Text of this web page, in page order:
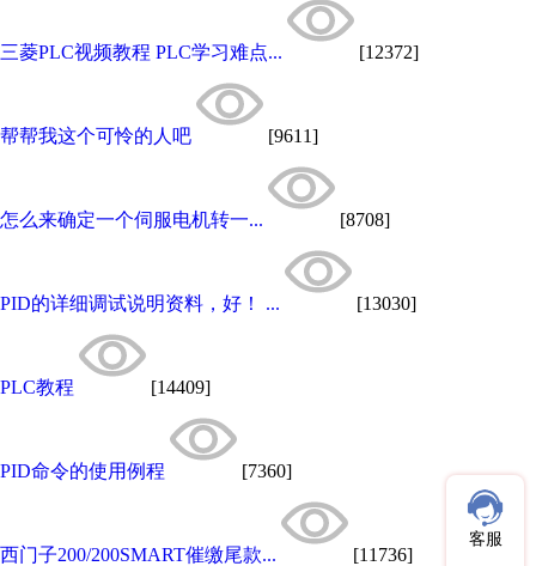
三菱PLC视频教程 PLC学习难点... [12372]
帮帮我这个可怜的人吧 [9611]
怎么来确定一个伺服电机转一... [8708]
PID的详细调试说明资料，好！ ... [13030]
PLC教程 [14409]
PID命令的使用例程 [7360]
西门子200/200SMART催缴尾款... [11736]
客服